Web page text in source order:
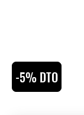
-5% DTO